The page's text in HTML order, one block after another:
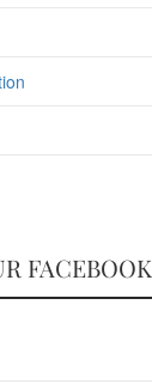
FACEBOOK